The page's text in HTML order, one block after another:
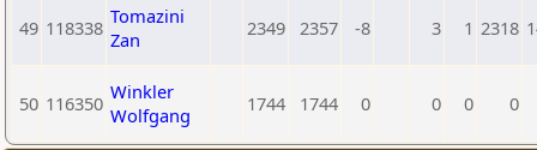
49 118338 Tomazini
Zan
2349 2357 -8 3 1 2318
50 116350 Winkler
Wolfgang
1744 1744 0 0 0 0